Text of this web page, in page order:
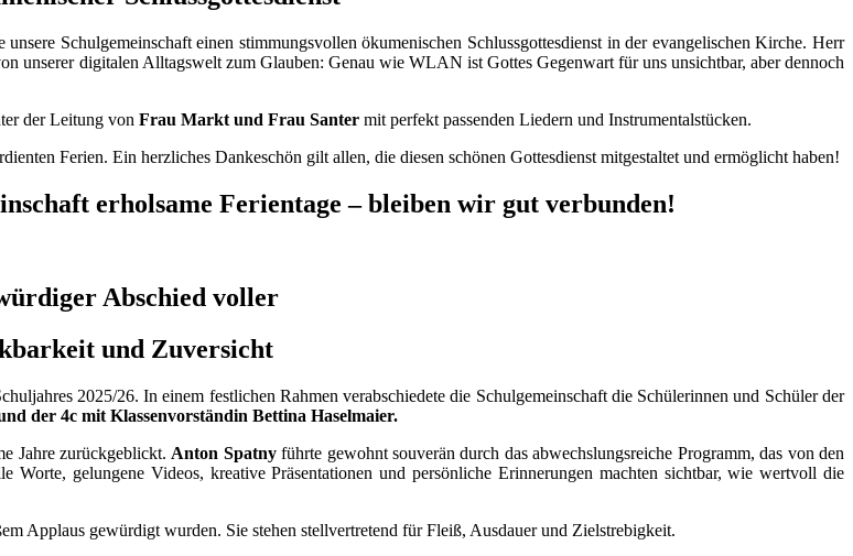
unsere Schulgemeinschaft einen stimmungsvollen ökumenischen Schlussgottesdienst in der evangelischen Kirche. Herr
unserer digitalen Alltagswelt zum Glauben: Genau wie WLAN ist Gottes Gegenwart für uns unsichtbar, aber dennoch
der Leitung von Frau Markt und Frau Santer mit perfekt passenden Liedern und Instrumentalstücken.
Ferien. Ein herzliches Dankeschön gilt allen, die diesen schönen Gottesdienst mitgestaltet und ermöglicht haben!
erholsame Ferientage – bleiben wir gut verbunden!
Abschied voller
und Zuversicht
2025/26. In einem festlichen Rahmen verabschiedete die Schulgemeinschaft die Schülerinnen und Schüler der
der 4c mit Klassenvorständin Bettina Haselmaier.
Jahre zurückgeblickt. Anton Spatnyführte gewohnt souverän durch das abwechslungsreiche Programm, das von den
gelungene Videos, kreative Präsentationen und persönliche Erinnerungen machten sichtbar, wie wertvoll die
Applaus gewürdigt wurden. Sie stehen stellvertretend für Fleiß, Ausdauer und Zielstrebigkeit.